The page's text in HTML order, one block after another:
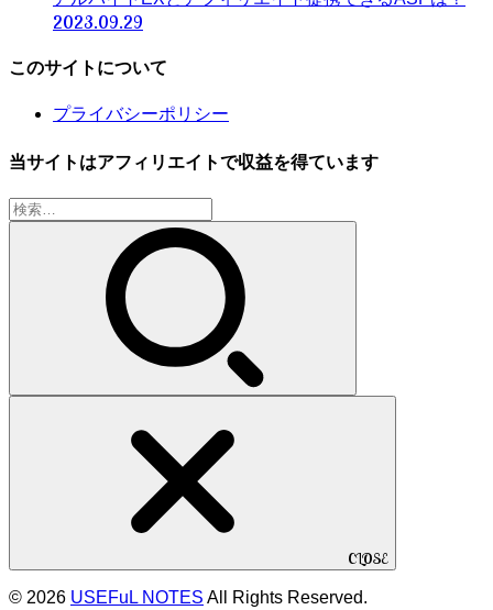
2023.09.29
このサイトについて
プライバシーポリシー
当サイトはアフィリエイトで収益を得ています
検
索:
CLOSE
© 2026 USEFuL NOTES All Rights Reserved.